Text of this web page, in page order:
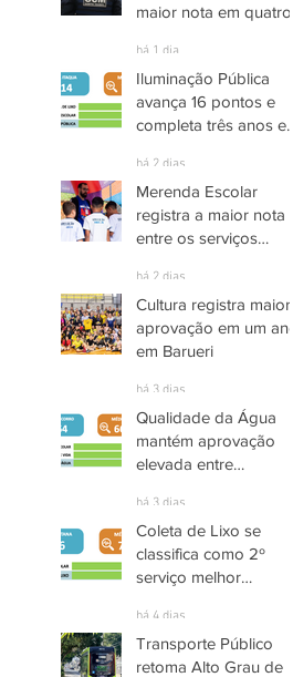
maior nota em quatro
INDSAT
há 1 dia
Iluminação Pública
avança 16 pontos e
completa três anos em
Satisfação em
Itaquaquecetuba
há 2 dias
Merenda Escolar
registra a maior nota
entre os serviços
há 2 dias
Cultura registra maior
aprovação em um ano
em Barueri
há 3 dias
Qualidade da Água
mantém aprovação
elevada entre
há 3 dias
Coleta de Lixo se
classifica como 2º
serviço melhor
de Parnaíba
há 4 dias
Transporte Público
retoma Alto Grau de